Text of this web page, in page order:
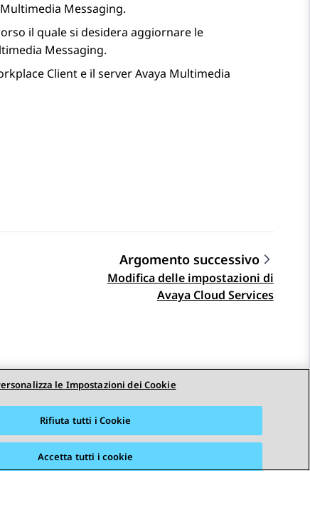
Messaging.
il quale si desidera aggiornare le
Messaging.
Cliente il serverAvaya Multimedia
Argomento successivo
Modifica delle impostazioni di
Avaya Cloud Services
le Impostazioni dei Cookie
Rifiuta tutti i Cookie
Accetta tutti i cookie